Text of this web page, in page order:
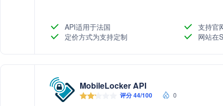
API适用于法国
支持官
定价方式为支持定制
网站在
MobileLocker API
评分 44/100 0